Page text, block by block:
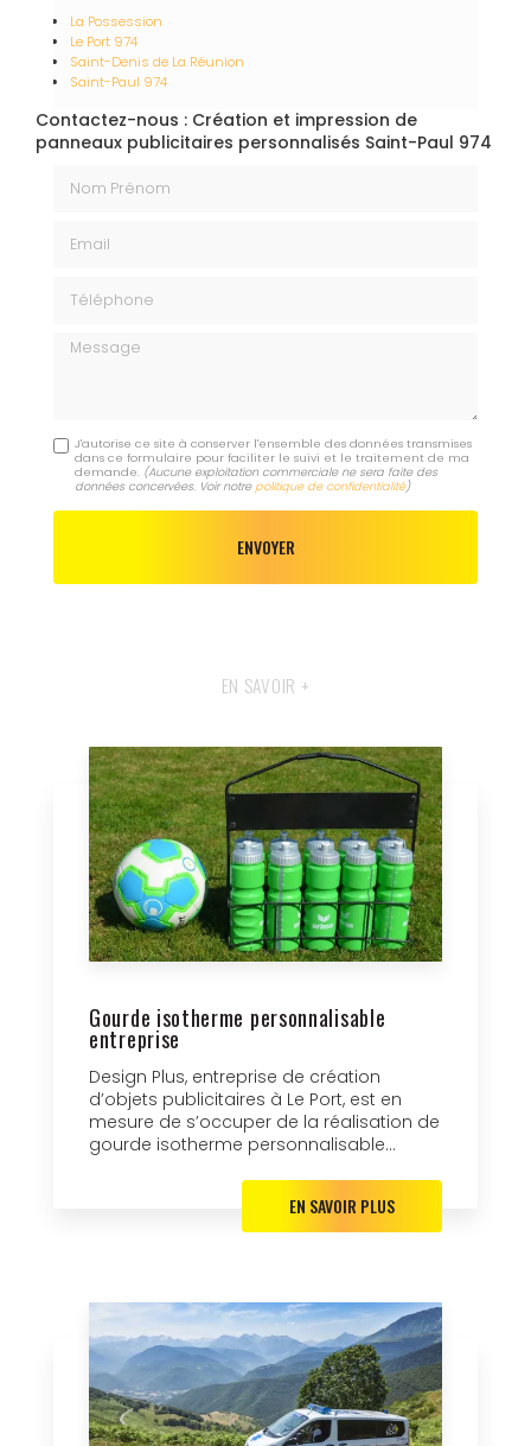
La Possession
Le Port 974
Saint-Denis de La Réunion
Saint-Paul 974
Contactez-nous : Création et impression de
panneaux publicitaires personnalisés Saint-Paul 974
Message
J'autorise ce site à conserver l'ensemble des données transmises
dans ce formulaire pour faciliter le suivi et le traitement de ma
demande. (Aucune exploitation commerciale ne sera faite des
données concervées. Voir notre politique de confidentialité)
EN SAVOIR +
Gourde isotherme personnalisable
entreprise
Design Plus, entreprise de création
d’objets publicitaires à Le Port, est en
mesure de s’occuper de la réalisation de
gourde isotherme personnalisable...
EN SAVOIR PLUS